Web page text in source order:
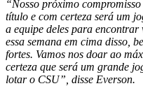
“Nosso próximo
título e com certeza será um
a equipe deles para
essa semana em cima disso,
fortes. Vamos nos doar ao
certeza que será um grande
lotar o CSU”, disse Everson.